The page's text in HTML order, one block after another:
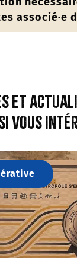
associé·e
et
vous